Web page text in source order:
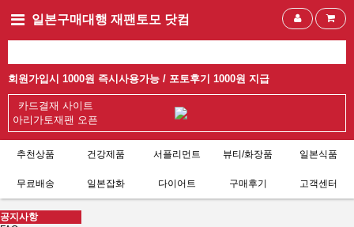
일본구매대행 재팬토모 닷컴
회원가입시 1000원 즉시사용가능 / 포토후기 1000원 지급
카드결재 사이트
아리가토재팬 오픈
추천상품 건강제품 서플리먼트 뷰티/화장품 일본식품
무료배송 일본잡화 다이어트 구매후기 고객센터
공지사항